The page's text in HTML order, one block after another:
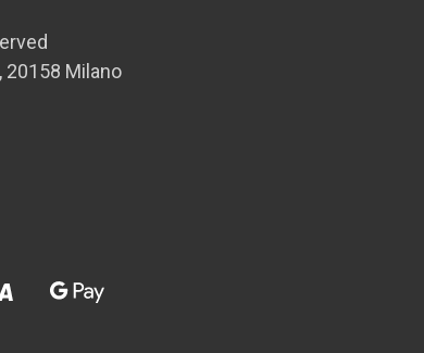
20158 Milano